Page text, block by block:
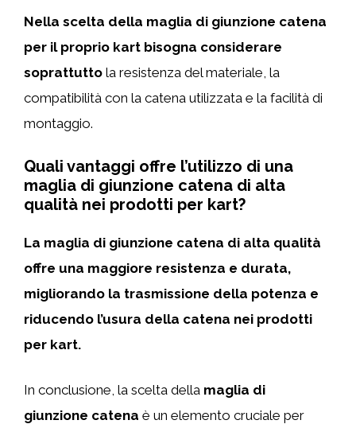
Nella scelta della maglia di giunzione catena
per il proprio kart bisogna considerare
soprattutto la resistenza del materiale, la
compatibilità con la catena utilizzata e la facilità di
montaggio.
Quali vantaggi offre l’utilizzo di una
maglia di giunzione catena di alta
qualità nei prodotti per kart?
La maglia di giunzione catena di alta qualità
offre una maggiore resistenza e durata,
migliorando la trasmissione della potenza e
riducendo l’usura della catena nei prodotti
per kart.
In conclusione, la scelta della maglia di
giunzione catena è un elemento cruciale per